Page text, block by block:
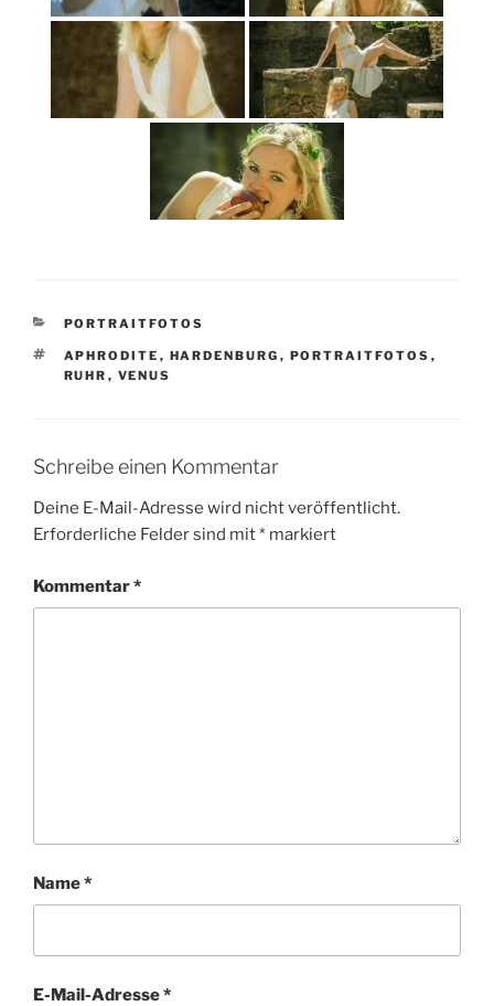
KATEGORIEN
PORTRAITFOTOS
SCHLAGWÖRTER
APHRODITE , HARDENBURG , PORTRAITFOTOS ,
RUHR , VENUS
Schreibe einen Kommentar
Deine E-Mail-Adresse wird nicht veröffentlicht.
Erforderliche Felder sind mit* markiert
Kommentar*
Name*
E-Mail-Adresse*